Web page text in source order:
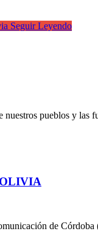
Seguir Leyendo
pueblos y
de